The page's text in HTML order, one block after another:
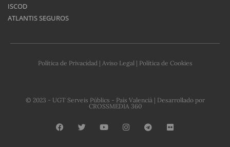
ISCOD
ATLANTIS SEGUROS
Política de Privacidad| Aviso Legal| Política de Cookies
© 2023 - UGT Serveis Públics - País Valencià | Desarrollado por
CROSSMEDIA 360